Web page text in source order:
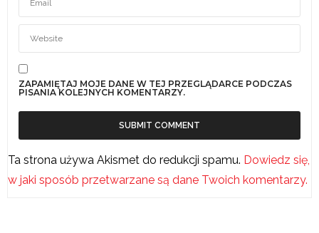
ZAPAMIĘTAJ MOJE DANE W TEJ PRZEGLĄDARCE PODCZAS
PISANIA KOLEJNYCH KOMENTARZY.
Ta strona używa Akismet do redukcji spamu. Dowiedz się,
w jaki sposób przetwarzane są dane Twoich komentarzy.